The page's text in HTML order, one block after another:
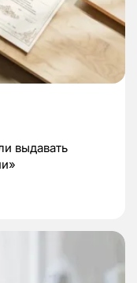
выдавать